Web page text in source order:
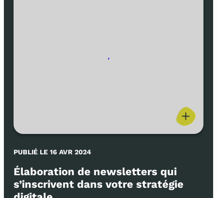
,
PUBLIÉ LE 16 AVR 2024
Élaboration de newsletters qui
s’inscrivent dans votre stratégie